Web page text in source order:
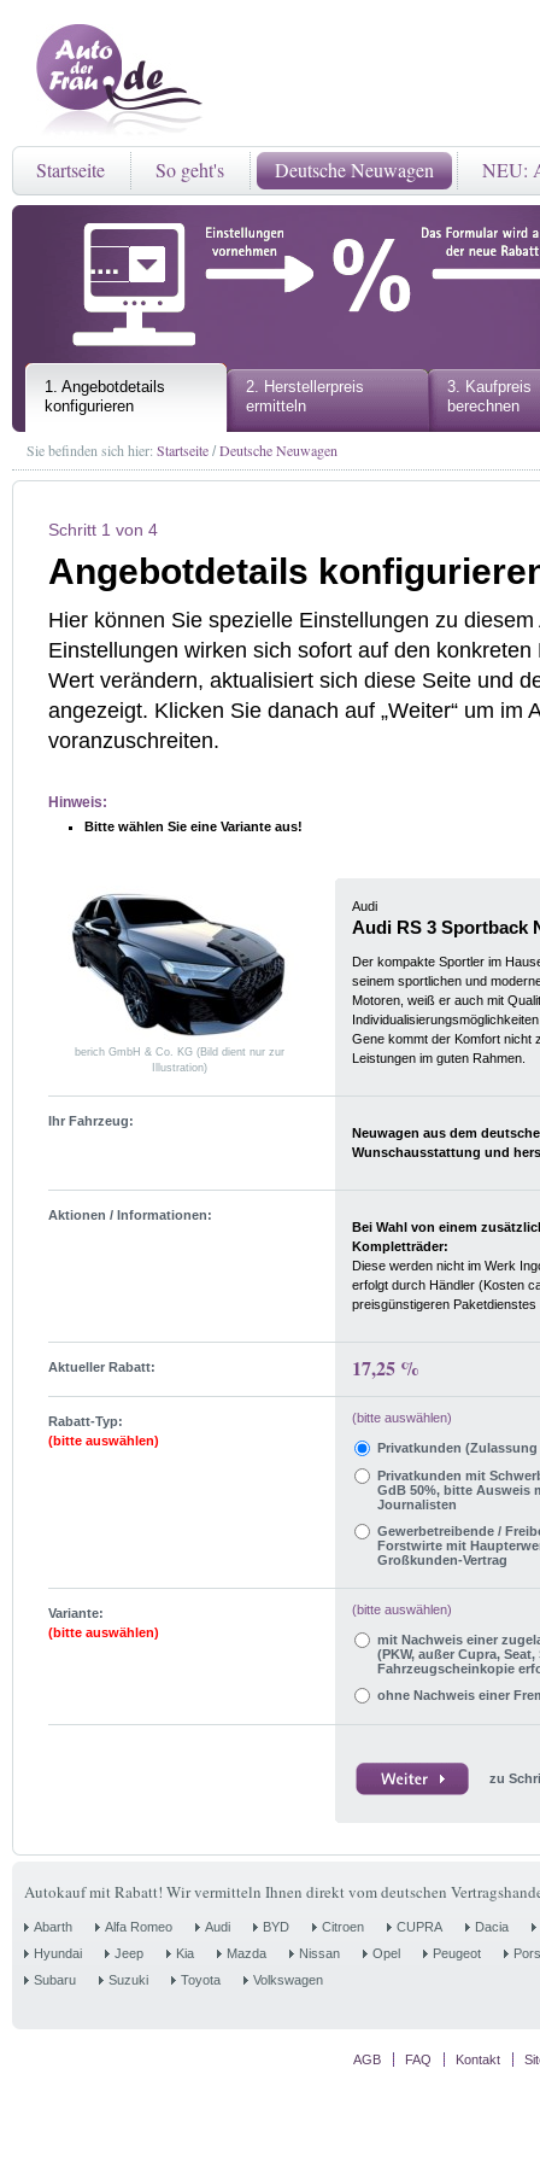
Startseite So geht's Deutsche Neuwagen NEU:
1. Angebotdetails
konfigurieren
2. Herstellerpreis
ermitteln
3. Kaufpreis
berechnen
Sie befinden sich hier: Startseite / Deutsche Neuwagen
Schritt 1 von 4
Angebotdetails
Hier können Sie spezielle Einstellungen zu
Einstellungen wirken sich sofort auf den
Wert verändern, aktualisiert sich diese Seite und
angezeigt. Klicken Sie danach auf „Weiter“ um im
voranzuschreiten.
Hinweis:
Bitte wählen Sie eine Variante aus!
berich GmbH & Co. KG (Bild dient nur zur
Illustration)
Audi
Audi RS 3 Sportback
Der kompakte Sportler im
seinem sportlichen und
Motoren, weiß er auch mit
Gene kommt der Komfort nicht
Leistungen im guten Rahmen.
Ihr Fahrzeug:
Neuwagen aus dem
Aktionen / Informationen:
Bei Wahl von einem
Kompletträder:
Diese werden nicht im Werk
erfolgt durch Händler (Kosten
preisgünstigeren
Aktueller Rabatt: 17,25 %
Rabatt-Typ:
(bitte auswählen)
(bitte auswählen)
Privatkunden
Privatkunden mit
GdB 50%, bitte Ausweis
Journalisten
Gewerbetreibende /
Forstwirte mit
Großkunden-Vertrag
Variante:
(bitte auswählen)
(bitte auswählen)
mit Nachweis einer
(PKW, außer Cupra,
Fahrzeugscheinkopie
ohne Nachweis einer
zu
Autokauf mit Rabatt! Wir vermitteln Ihnen direkt vom deutschen
Abarth Alfa Romeo Audi BYD Citroen CUPRA
Dacia
Hyundai
Jeep Kia Mazda Nissan Opel Peugeot
Subaru
Suzuki Toyota Volkswagen
AGB FAQ Kontakt